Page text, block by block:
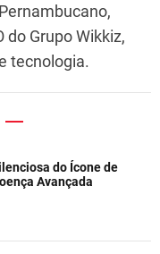
do Grupo Wikkiz,
tecnologia.
do Ícone de
Avançada